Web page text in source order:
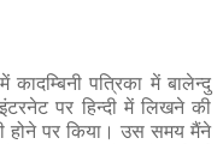
पत्रिका में बालेन्‍दु
पर हिन्‍दी में लिखने की
होने पर किया। उस समय मैंने